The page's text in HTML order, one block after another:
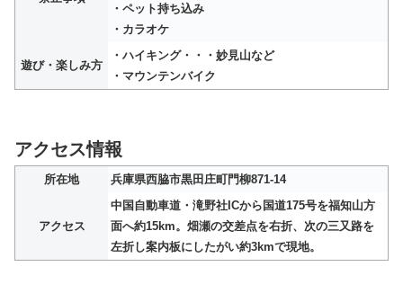
・ペット持ち込み
・カラオケ
遊び・楽しみ方
・ハイキング・・・妙見山など
・マウンテンバイク
アクセス情報
所在地 兵庫県西脇市黒田庄町門柳871-14
アクセス
中国自動車道・滝野社ICから国道175号を福知山方
面へ約15km。畑瀬の交差点を右折、次の三又路を
左折し案内板にしたがい約3kmで現地。